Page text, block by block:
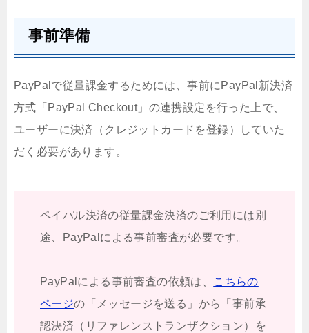
事前準備
PayPalで従量課金するためには、事前にPayPal新決済
方式「PayPal Checkout」の連携設定を行った上で、
ユーザーに決済（クレジットカードを登録）していた
だく必要があります。
ペイパル決済の従量課金決済のご利用には別
途、PayPalによる事前審査が必要です。
PayPalによる事前審査の依頼は、
こちらの
ページの「メッセージを送る」から「事前承
認決済（リファレンストランザクション）を